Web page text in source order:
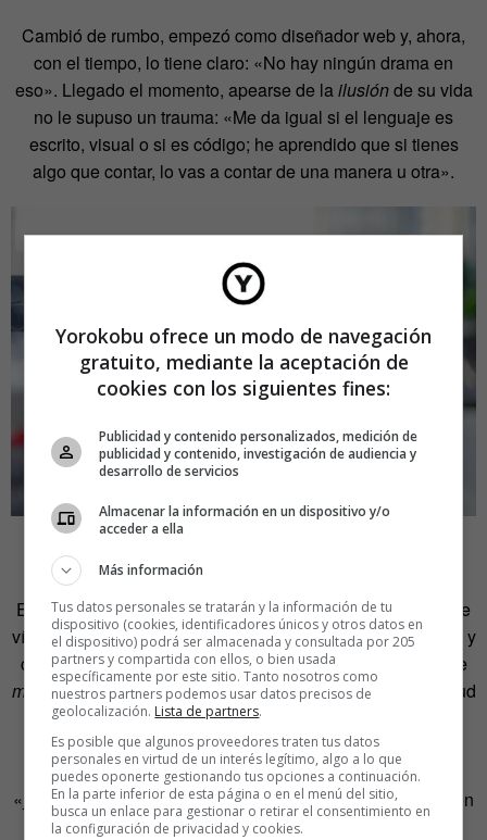
Cambió de rumbo, empezó como diseñador web y, ahora,
con el tiempo, lo tiene claro: «No hay ningún drama en
eso». Llegado el momento, apearse de lailusiónde su vida
no le supuso un trauma: «Me da igual si el lenguaje es
escrito, visual o si es código; he aprendido que si tienes
algo que contar, lo vas a contar de una manera u otra».
El libroEl entusiasmo,de Remedios Zafra, disecciona este
vínculo entre trascendencia vital y desempeño profesional, y
cuenta cómo el sistema productivo aprovecha esa idea de
misión. El sistema cultural, escribe Zafra, se vale de multitud
de «personas creativas desarticuladas políticamente»:
becarios, colaboradores, «solitarios escritores de gran
vocación, autónomos errantes», críticos culturales y
«jóvenes permanentemente conectados». Y todos compiten
entre sí.
Yorokobu ofrece un modo de navegación
gratuito, mediante la aceptación de
cookies con los siguientes fines:
Publicidad y contenido personalizados, medición de
publicidad y contenido, investigación de audiencia y
desarrollo de servicios
Almacenar la información en un dispositivo y/o
acceder a ella
Más información
Tus datos personales se tratarán y la información de tu
dispositivo (cookies, identificadores únicos y otros datos en
el dispositivo) podrá ser almacenada y consultada por 205
partners y compartida con ellos, o bien usada
específicamente por este sitio. Tanto nosotros como
nuestros partners podemos usar datos precisos de
geolocalización. Lista de partners.
Es posible que algunos proveedores traten tus datos
personales en virtud de un interés legítimo, algo a lo que
puedes oponerte gestionando tus opciones a continuación.
En la parte inferior de esta página o en el menú del sitio,
busca un enlace para gestionar o retirar el consentimiento en
la configuración de privacidad y cookies.